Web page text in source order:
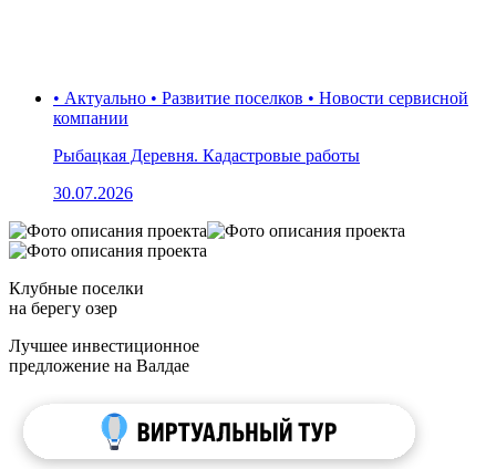
• Актуально • Развитие поселков • Новости сервисной
компании
Рыбацкая Деревня. Кадастровые работы
30.07.2026
Клубные поселки
на берегу озер
Лучшее инвестиционное
предложение на Валдае